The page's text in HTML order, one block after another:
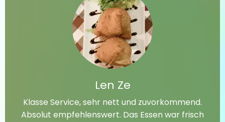
Len Ze
Klasse Service, sehr nett und zuvorkommend.
Absolut empfehlenswert. Das Essen war frisch